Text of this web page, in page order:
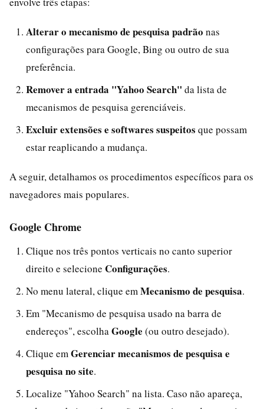
Alterar o mecanismo de pesquisa padrão nas
configurações para Google, Bing ou outro de sua
preferência.
Remover a entrada "Yahoo Search" da lista de
mecanismos de pesquisa gerenciáveis.
Excluir extensões e softwares suspeitos que possam
estar reaplicando a mudança.
A seguir, detalhamos os procedimentos específicos para os
navegadores mais populares.
Google Chrome
Clique nos três pontos verticais no canto superior
direito e selecione Configurações.
No menu lateral, clique em Mecanismo de pesquisa.
Em "Mecanismo de pesquisa usado na barra de
endereços", escolha Google (ou outro desejado).
Clique em Gerenciar mecanismos de pesquisa e
pesquisa no site.
Localize "Yahoo Search" na lista. Caso não apareça,